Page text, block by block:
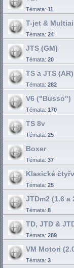
Témata: 11
T-jet &
Témata: 24
JTS (GM)
Témata: 20
TS a JTS (AR)
Témata: 282
V6 ("Busso")
Témata: 170
TS 8v
Témata: 25
Boxer
Témata: 37
Klasické
Témata: 25
JTDm2 (1.6 a
Témata: 8
TD, JTD &
Témata: 289
VM Motori
Témata: 3